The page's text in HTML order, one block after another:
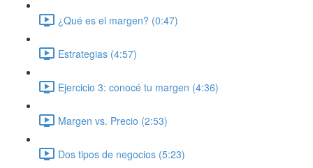
¿Qué es el margen? (0:47)
Estrategias (4:57)
Ejercicio 3: conocé tu margen (4:36)
Margen vs. Precio (2:53)
Dos tipos de negocios (5:23)